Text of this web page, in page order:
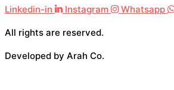
Linkedin-in Instagram Whatsapp
All rights are reserved.
Developed by Arah Co.